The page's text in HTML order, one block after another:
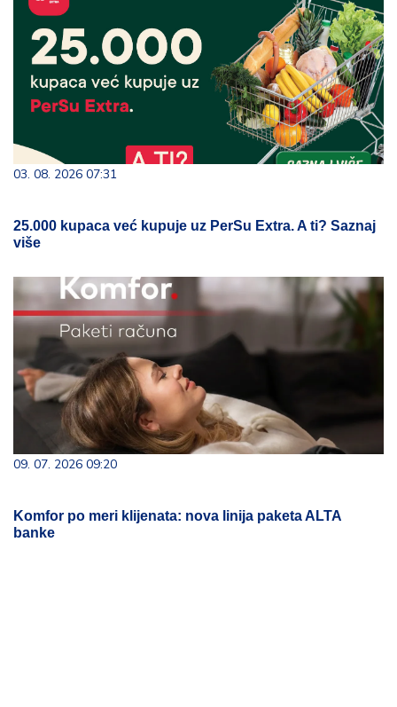
03. 08. 2026 07:31
25.000 kupaca već kupuje uz PerSu Extra. A ti? Saznaj
više
09. 07. 2026 09:20
Komfor po meri klijenata: nova linija paketa ALTA
banke